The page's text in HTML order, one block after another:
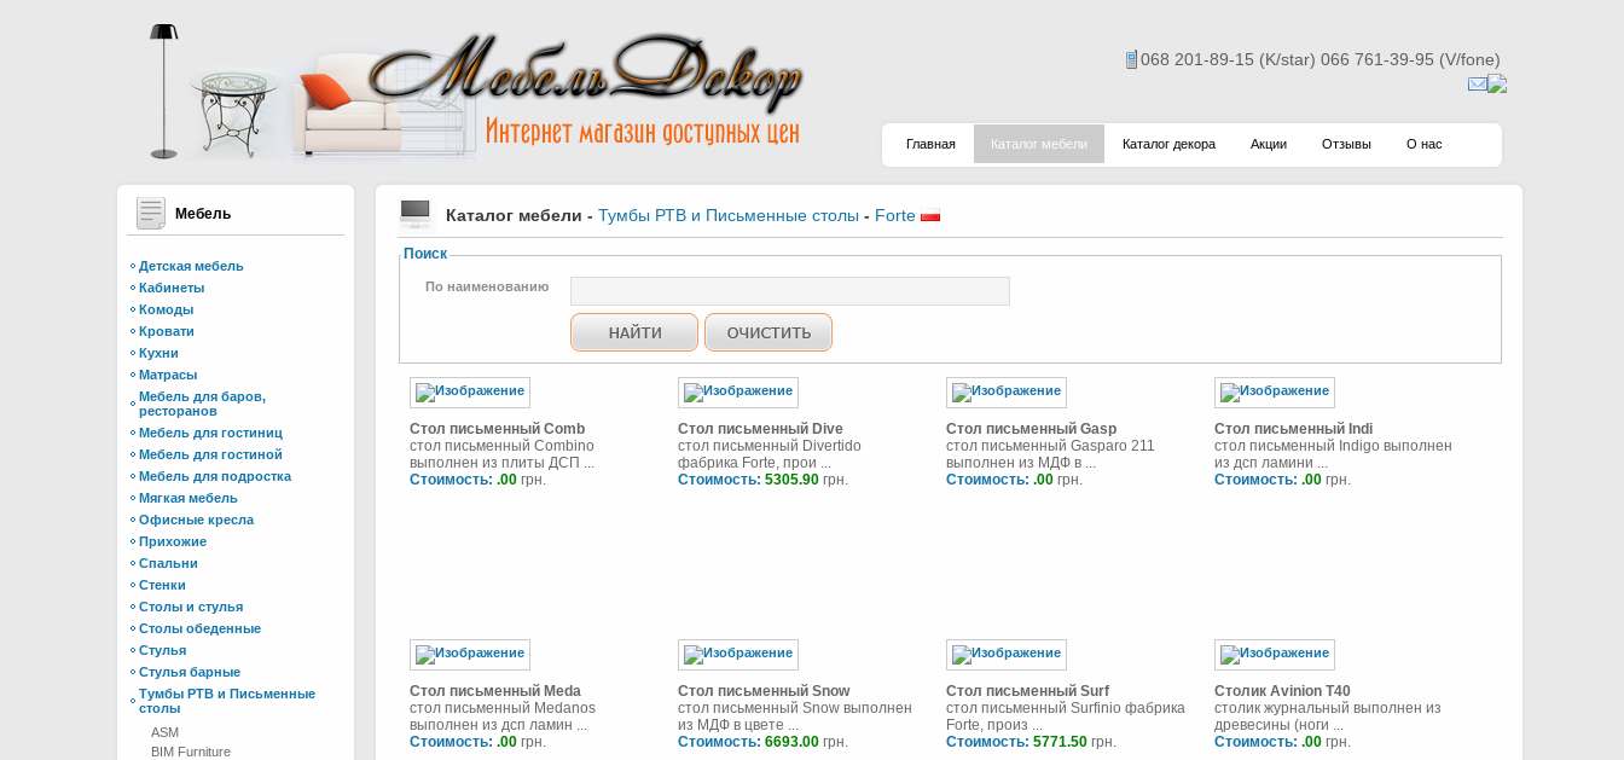
068 201-89-15 (K/star) 066 761-39-95 (V/fone)
Главная Каталог мебели Каталог декора Акции Отзывы О нас
Мебель
Детская мебель
Кабинеты
Комоды
Кровати
Кухни
Матрасы
Мебель для баров,
ресторанов
Мебель для гостиниц
Мебель для гостиной
Мебель для подростка
Мягкая мебель
Офисные кресла
Прихожие
Спальни
Стенки
Столы и стулья
Столы обеденные
Стулья
Стулья барные
Тумбы РТВ и Письменные
столы
ASM
BIM Furniture
Каталог мебели - Тумбы РТВ и Письменные столы - Forte
Поиск
По наименованию
Стол письменный Comb
стол письменный Combino
выполнен из плиты ДСП ...
Стоимость: .00 грн.
Стол письменный Dive
стол письменный Divertido
фабрика Forte, прои ...
Стоимость: 5305.90 грн.
Стол письменный Gasp
стол письменный Gasparo 211
выполнен из МДФ в ...
Стоимость: .00 грн.
Стол письменный Indi
стол письменный Indigo выполнен
из дсп ламини ...
Стоимость: .00 грн.
Стол письменный Meda
стол письменный Medanos
выполнен из дсп ламин ...
Стоимость: .00 грн.
Стол письменный Snow
стол письменный Snow выполнен
из МДФ в цвете ...
Стоимость: 6693.00 грн.
Стол письменный Surf
стол письменный Surfinio фабрика
Forte, произ ...
Стоимость: 5771.50 грн.
Столик Avinion T40
столик журнальный выполнен из
древесины (ноги ...
Стоимость: .00 грн.